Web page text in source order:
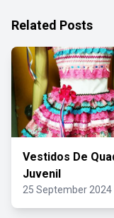
Related Posts
Vestidos De
Juvenil
25 September 2024